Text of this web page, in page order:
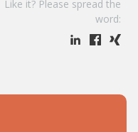
Like it? Please spread the
word: